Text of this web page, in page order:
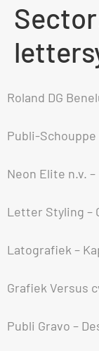
Roland DG
Publi-Schouppe
Neon Elite n.v.
Letter Styling –
Latografiek –
Grafiek Versus
Publi Gravo –